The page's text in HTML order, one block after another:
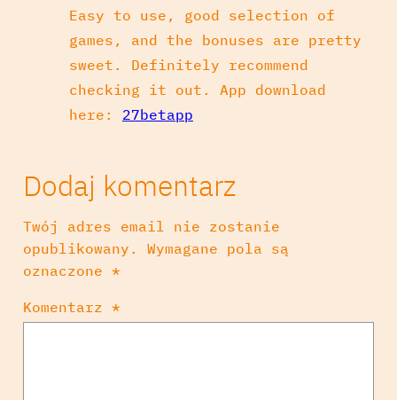
Easy to use, good selection of
games, and the bonuses are pretty
sweet. Definitely recommend
checking it out. App download
here: 27betapp
Dodaj komentarz
Twój adres email nie zostanie
opublikowany.
Wymagane pola są
oznaczone *
Komentarz *